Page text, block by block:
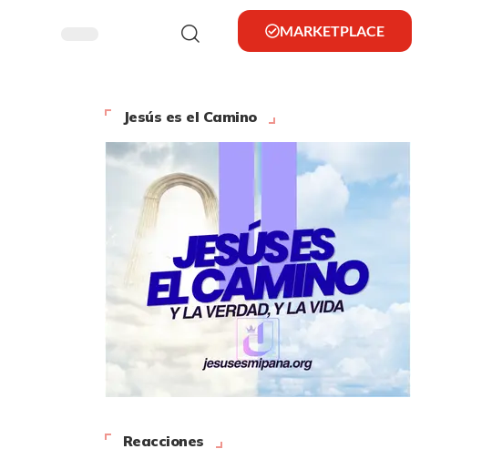
MARKETPLACE
Jesús es el Camino
Reacciones